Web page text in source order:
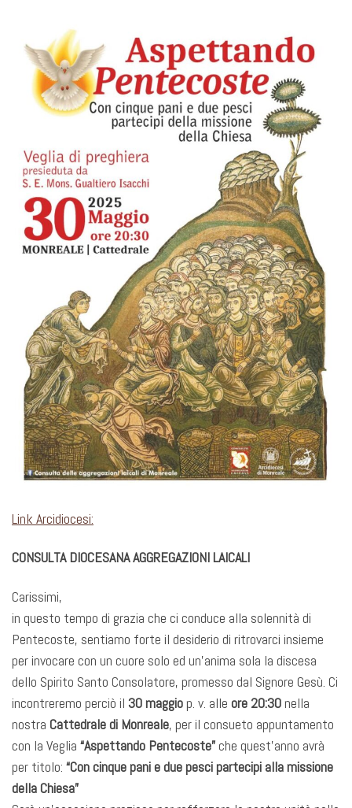
Link Arcidiocesi:
CONSULTA DIOCESANA AGGREGAZIONI LAICALI
Carissimi,
in questo tempo di grazia che ci conduce alla solennità di
Pentecoste, sentiamo forte il desiderio di ritrovarci insieme
per invocare con un cuore solo ed un’anima sola la discesa
dello Spirito Santo Consolatore, promesso dal Signore Gesù. Ci
incontreremo perciò il 30 maggiop. v. alle ore 20:30nella
nostra Cattedrale di Monreale, per il consueto appuntamento
con la Veglia “Aspettando Pentecoste”che quest’anno avrà
per titolo: “Con cinque pani e due pesci partecipi alla missione
della Chiesa”